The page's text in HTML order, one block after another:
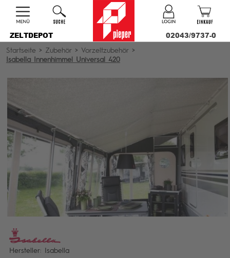
ZELTDEPOT
02043/9737-0
Startseite > Zubehör > Vorzeltzubehör >
Isabella Innenhimmel Universal 420
Hersteller: Isabella